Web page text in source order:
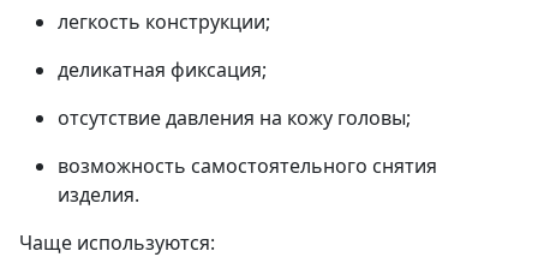
легкость конструкции;
деликатная фиксация;
отсутствие давления на кожу головы;
возможность самостоятельного снятия
изделия.
Чаще используются: